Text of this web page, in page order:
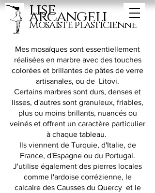
lise
arcangeli
Mosaïste plasticienne
Mes mosaïques sont essentiellement
réalisées en marbre avec des touches
colorées et brillantes de pâtes de verre
artisanales, ou de Litovi.
Certains marbres sont durs, denses et
lisses, d'autres sont granuleux, friables,
plus ou moins brillants, nuancés ou
veinés et offrent un caractère particulier
à chaque tableau.
Ils viennent de Turquie, d'Italie, de
France, d'Espagne ou du Portugal.
J'utilise également des pierres locales
comme l'ardoise corrézienne, le
calcaire des Causses du Quercy et le